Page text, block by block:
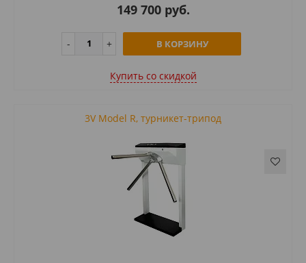
149 700 руб.
В КОРЗИНУ
Купить cо скидкой
3V Model R, турникет-трипод